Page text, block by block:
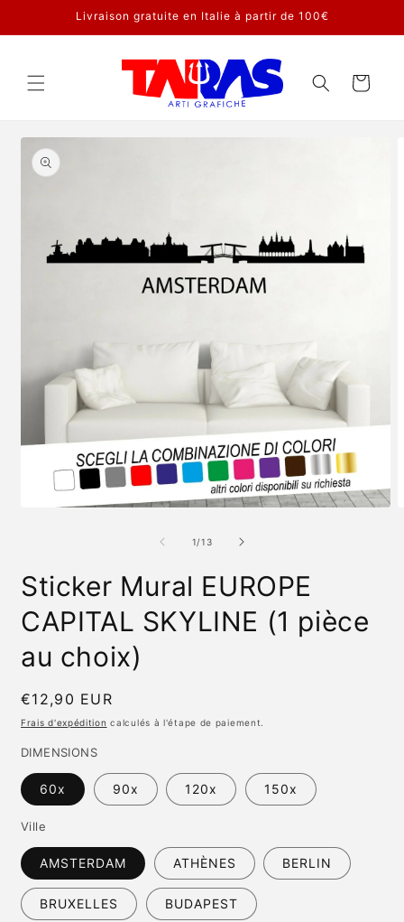
au
Livraison gratuite en Italie à partir de 100€
Panier
Passer aux
informations
produits
une
fenêtre
modale
1/de
13
Sticker Mural EUROPE
CAPITAL SKYLINE (1 pièce
au choix)
Prix
habituel
€12,90 EUR
Frais d'expédition calculés à l'étape de paiement.
DIMENSIONS
60x 90x 120x 150x
Ville
AMSTERDAM ATHÈNES BERLIN
BRUXELLES BUDAPEST